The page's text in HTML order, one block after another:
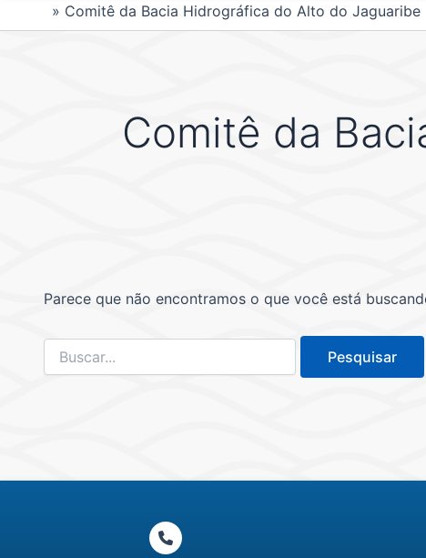
Comitê da Bacia Hidrográfica do Alto do Jaguaribe
Comitê da
Parece que não encontramos o que você está
Pesquisar
por: